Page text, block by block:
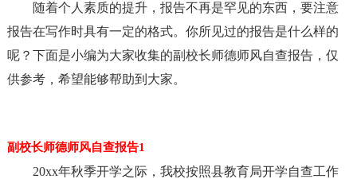
随着个人素质的提升，报告不再是罕见的东西，要注意
报告在写作时具有一定的格式。你所见过的报告是什么样的
呢？下面是小编为大家收集的副校长师德师风自查报告，仅
供参考，希望能够帮助到大家。
副校长师德师风自查报告1
20xx年秋季开学之际，我校按照县教育局开学自查工作